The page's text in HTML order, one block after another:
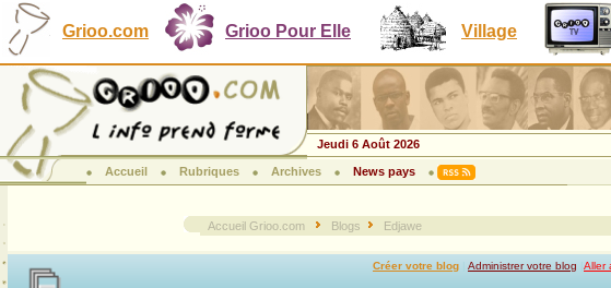
Grioo.com Grioo Pour Elle Village
Jeudi 6 Août 2026
Accueil Rubriques Archives News pays
Accueil Grioo.com Blogs Edjawe
Créer votre blog Administrer votre blog Aller